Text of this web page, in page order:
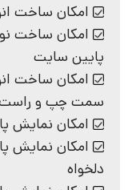
امکان ساخت
امکان ساخت
پایین سایت
امکان ساخت
سمت چپ و
امکان نمایش
امکان نمایش
دلخواه